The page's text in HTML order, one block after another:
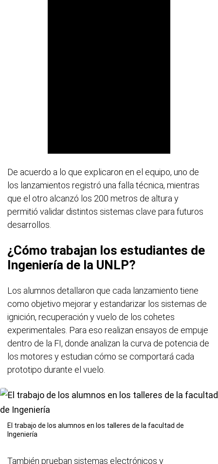
De acuerdo a lo que explicaron en el equipo, uno de
los lanzamientos registró una falla técnica, mientras
que el otro alcanzó los 200 metros de altura y
permitió validar distintos sistemas clave para futuros
desarrollos.
¿Cómo trabajan los estudiantes de
Ingeniería de la UNLP?
Los alumnos detallaron que cada lanzamiento tiene
como objetivo mejorar y estandarizar los sistemas de
ignición, recuperación y vuelo de los cohetes
experimentales. Para eso realizan ensayos de empuje
dentro de la FI, donde analizan la curva de potencia de
los motores y estudian cómo se comportará cada
prototipo durante el vuelo.
El trabajo de los alumnos en los talleres de la facultad de
Ingeniería
También prueban sistemas electrónicos y